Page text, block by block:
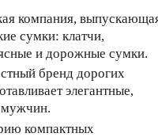
компания,
сумки: клатчи,
и дорожные сумки.
бренд дорогих
элегантные,
мужчин.
компактных